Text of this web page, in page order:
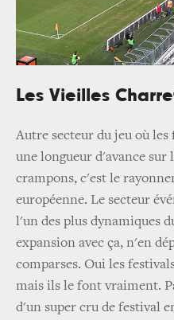
Les Vieilles
Autre secteur du jeu où
une longueur d'avance sur
crampons, c'est le
européenne. Le secteur
l'un des plus dynamiques
expansion avec ça, n'en
comparses. Oui les
mais ils le font vraiment.
d'un super cru de festival